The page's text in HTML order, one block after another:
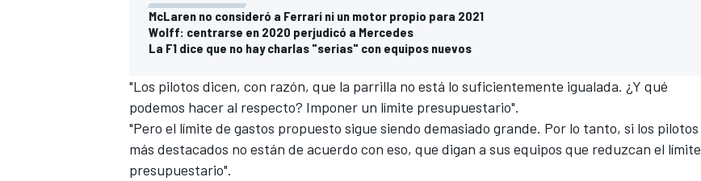
McLaren no consideró a Ferrari ni un motor propio para 2021
Wolff: centrarse en 2020 perjudicó a Mercedes
La F1 dice que no hay charlas "serias" con equipos nuevos
"Los pilotos dicen, con razón, que la parrilla no está lo suficientemente igualada. ¿Y qué
podemos hacer al respecto? Imponer un límite presupuestario".
"Pero el límite de gastos propuesto sigue siendo demasiado grande. Por lo tanto, si los pilotos
más destacados no están de acuerdo con eso, que digan a sus equipos que reduzcan el límite
presupuestario".